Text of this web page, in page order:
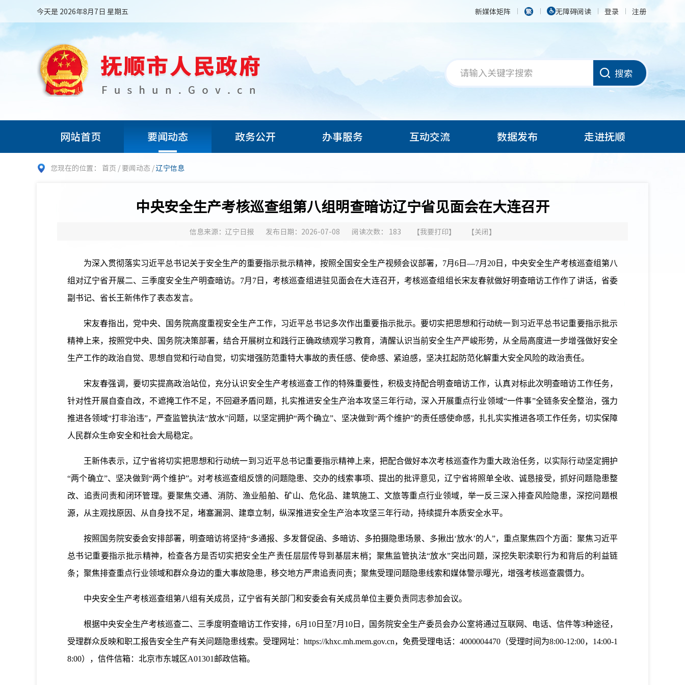
今天是 2026年8月7日 星期五 新媒体矩阵 无障碍阅读 登录 注册
搜索
网站首页 要闻动态 政务公开 办事服务 互动交流 数据发布 走进抚顺
您现在的位置： 首页 / 要闻动态 /辽宁信息
中央安全生产考核巡查组第八组明查暗访辽宁省见面会在大连召开
信息来源：辽宁日报 发布日期：2026-07-08 阅读次数： 183 【我要打印】 【关闭】
为深入贯彻落实习近平总书记关于安全生产的重要指示批示精神，按照全国安全生产视频会议部署，7月6日—7月20日，中央安全生产考核巡查组第八
组对辽宁省开展二、三季度安全生产明查暗访。7月7日，考核巡查组进驻见面会在大连召开，考核巡查组组长宋友春就做好明查暗访工作作了讲话，省委
副书记、省长王新伟作了表态发言。
宋友春指出，党中央、国务院高度重视安全生产工作，习近平总书记多次作出重要指示批示。要切实把思想和行动统一到习近平总书记重要指示批示
精神上来，按照党中央、国务院决策部署，结合开展树立和践行正确政绩观学习教育，清醒认识当前安全生产严峻形势，从全局高度进一步增强做好安全
生产工作的政治自觉、思想自觉和行动自觉，切实增强防范重特大事故的责任感、使命感、紧迫感，坚决扛起防范化解重大安全风险的政治责任。
宋友春强调，要切实提高政治站位，充分认识安全生产考核巡查工作的特殊重要性，积极支持配合明查暗访工作，认真对标此次明查暗访工作任务，
针对性开展自查自改，不遮掩工作不足，不回避矛盾问题，扎实推进安全生产治本攻坚三年行动，深入开展重点行业领域“一件事”全链条安全整治，强力
推进各领域“打非治违”，严查监管执法“放水”问题，以坚定拥护“两个确立”、坚决做到“两个维护”的责任感使命感，扎扎实实推进各项工作任务，切实保障
人民群众生命安全和社会大局稳定。
王新伟表示，辽宁省将切实把思想和行动统一到习近平总书记重要指示精神上来，把配合做好本次考核巡查作为重大政治任务，以实际行动坚定拥护
“两个确立”、坚决做到“两个维护”。对考核巡查组反馈的问题隐患、交办的线索事项、提出的批评意见，辽宁省将照单全收、诚恳接受，抓好问题隐患整
改、追责问责和闭环管理。要聚焦交通、消防、渔业船舶、矿山、危化品、建筑施工、文旅等重点行业领域，举一反三深入排查风险隐患，深挖问题根
源，从主观找原因、从自身找不足，堵塞漏洞、建章立制，纵深推进安全生产治本攻坚三年行动，持续提升本质安全水平。
按照国务院安委会安排部署，明查暗访将坚持“多通报、多发督促函、多暗访、多拍摄隐患场景、多揪出‘放水’的人”，重点聚焦四个方面：聚焦习近平
总书记重要指示批示精神，检查各方是否切实把安全生产责任层层传导到基层末梢；聚焦监管执法“放水”突出问题，深挖失职渎职行为和背后的利益链
条；聚焦排查重点行业领域和群众身边的重大事故隐患，移交地方严肃追责问责；聚焦受理问题隐患线索和媒体警示曝光，增强考核巡查震慑力。
中央安全生产考核巡查组第八组有关成员，辽宁省有关部门和安委会有关成员单位主要负责同志参加会议。
根据中央安全生产考核巡查二、三季度明查暗访工作安排，6月10日至7月10日，国务院安全生产委员会办公室将通过互联网、电话、信件等3种途径，
受理群众反映和职工报告安全生产有关问题隐患线索。受理网址：https://khxc.mh.mem.gov.cn，免费受理电话：4000004470（受理时间为8:00-12:00，14:00-1
8:00），信件信箱：北京市东城区A01301邮政信箱。